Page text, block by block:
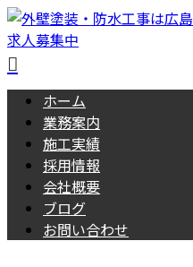
ホーム
業務案内
施工実績
採用情報
会社概要
ブログ
お問い合わせ